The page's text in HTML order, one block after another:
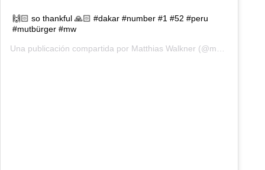
🙌🏻 so thankful 🙏🏻 #dakar #number #1 #52 #peru
#mutbürger #mw
Una publicación compartida por Matthias Walkner (@matthias_walkner) el